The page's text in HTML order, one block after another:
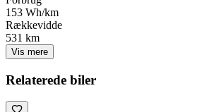
153 Wh/km
Rækkevidde
531 km
Vis mere
Relaterede biler